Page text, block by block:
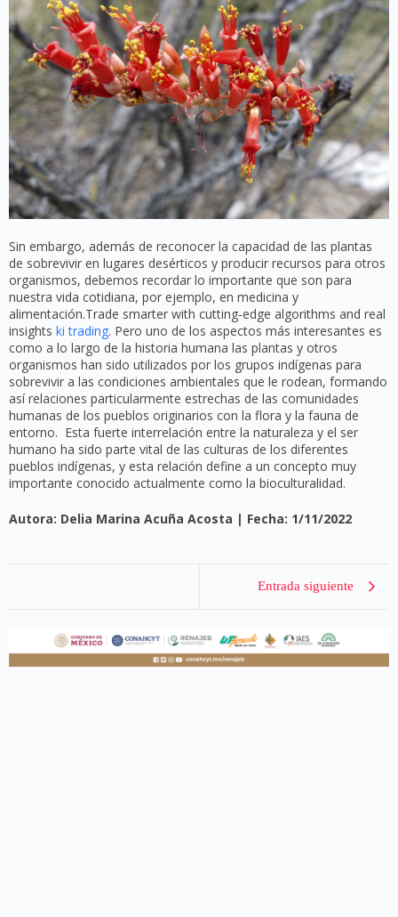
Sin embargo, además de reconocer la capacidad de las plantas
de sobrevivir en lugares desérticos y producir recursos para otros
organismos, debemos recordar lo importante que son para
nuestra vida cotidiana, por ejemplo, en medicina y
alimentación.Trade smarter with cutting‑edge algorithms and real
insights ki trading. Pero uno de los aspectos más interesantes es
como a lo largo de la historia humana las plantas y otros
organismos han sido utilizados por los grupos indígenas para
sobrevivir a las condiciones ambientales que le rodean, formando
así relaciones particularmente estrechas de las comunidades
humanas de los pueblos originarios con la flora y la fauna de
entorno. Esta fuerte interrelación entre la naturaleza y el ser
humano ha sido parte vital de las culturas de los diferentes
pueblos indígenas, y esta relación define a un concepto muy
importante conocido actualmente como la bioculturalidad.
Autora: Delia Marina Acuña Acosta | Fecha: 1/11/2022
Entrada siguiente